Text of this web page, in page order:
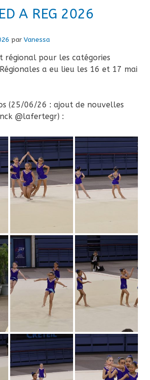
A REG 2026
par Vanessa
régional pour les catégories
a eu lieu les 16 et 17 mai
(25/06/26 : ajout de nouvelles
@lafertegr) :